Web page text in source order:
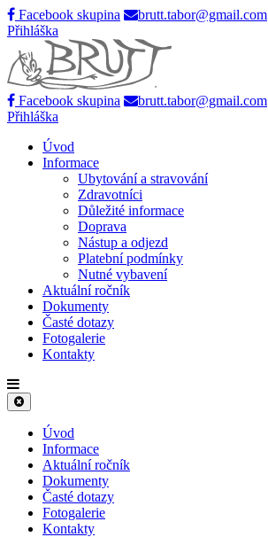
Facebook skupina brutt.tabor@gmail.com
Přihláška
Facebook skupina brutt.tabor@gmail.com
Přihláška
Úvod
Informace
Ubytování a stravování
Zdravotníci
Důležité informace
Doprava
Nástup a odjezd
Platební podmínky
Nutné vybavení
Aktuální ročník
Dokumenty
Časté dotazy
Fotogalerie
Kontakty
Úvod
Informace
Aktuální ročník
Dokumenty
Časté dotazy
Fotogalerie
Kontakty